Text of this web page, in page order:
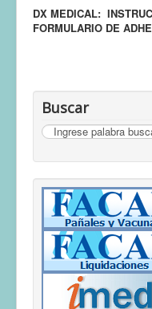
DX MEDICAL:
FORMULARIO DE
Buscar
Buscar